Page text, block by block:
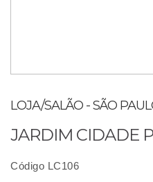
LOJA/SALÃO - SÃO
JARDIM CIDADE
Código LC106